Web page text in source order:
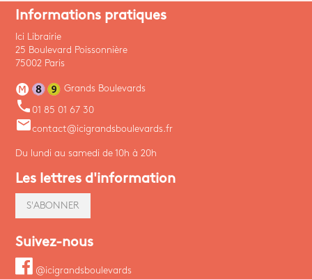
Informations pratiques
Ici Librairie
25 Boulevard Poissonnière
75002 Paris
Grands Boulevards
phone 01 85 01 67 30
emailcontact@icigrandsboulevards.fr
Du lundi au samedi de 10h à 20h
Les lettres d'information
S'ABONNER
Suivez-nous
@icigrandsboulevards